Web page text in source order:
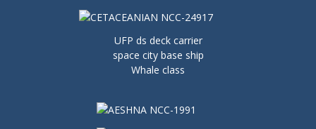
UFP ds deck carrier
space city base ship
Whale class